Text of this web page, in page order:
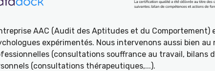
AAC (Audit des Aptitudes et du Comportement)
expérimentés. Nous intervenons aussi bien
(consultations souffrance au travail, bilans
(consultations thérapeutiques,...).